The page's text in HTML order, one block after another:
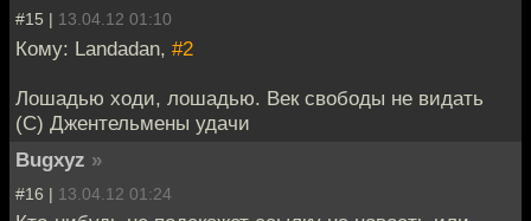
#15 | 13.04.12 01:10
Кому: Landadan, #2
Лошадью ходи, лошадью. Век свободы не видать
(С) Джентельмены удачи
Bugxyz »
#16 | 13.04.12 01:24